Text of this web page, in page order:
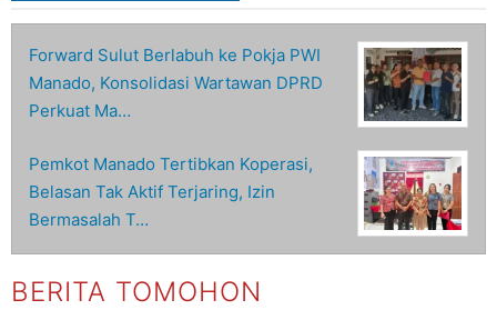
Forward Sulut Berlabuh ke Pokja PWI
Manado, Konsolidasi Wartawan DPRD
Perkuat Ma…
Pemkot Manado Tertibkan Koperasi,
Belasan Tak Aktif Terjaring, Izin
Bermasalah T…
BERITA TOMOHON